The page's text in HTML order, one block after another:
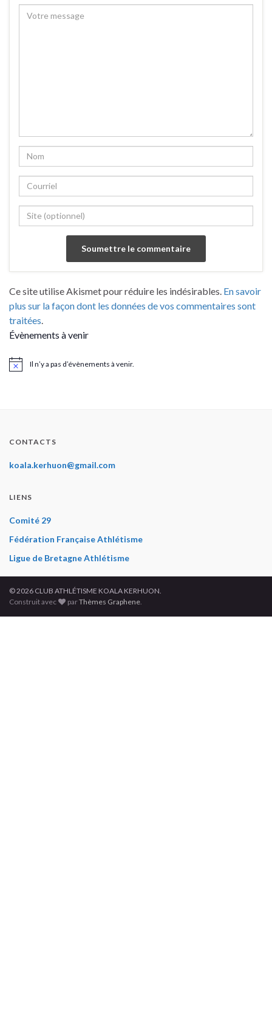
Ce site utilise Akismet pour réduire les indésirables. En savoir
plus sur la façon dont les données de vos commentaires sont
traitées.
Évènements à venir
NoticeIl n’y a pas d’évènements à venir.
CONTACTS
koala.kerhuon@gmail.com
LIENS
Comité 29
Fédération Française Athlétisme
Ligue de Bretagne Athlétisme
© 2026 CLUB ATHLÉTISME KOALA KERHUON.
Construit avec
parThèmes Graphene